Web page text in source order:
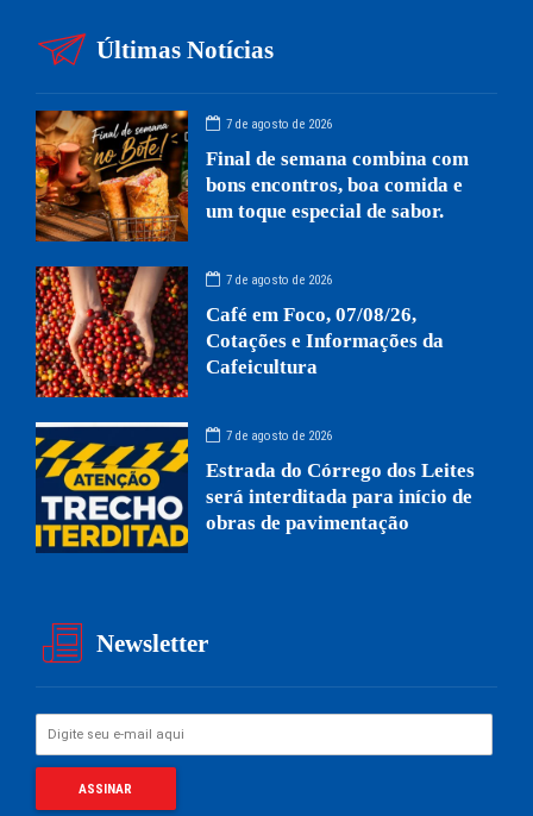
Últimas Notícias
7 de agosto de 2026
Final de semana combina com
bons encontros, boa comida e
um toque especial de sabor.
7 de agosto de 2026
Café em Foco, 07/08/26,
Cotações e Informações da
Cafeicultura
7 de agosto de 2026
Estrada do Córrego dos Leites
será interditada para início de
obras de pavimentação
Newsletter